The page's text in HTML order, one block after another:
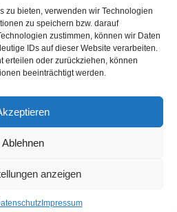
zu bieten, verwenden wir Technologien
zu speichern bzw. darauf
zustimmen, können wir Daten
IDs auf dieser Website verarbeiten.
erteilen oder zurückziehen, können
beeinträchtigt werden.
Ablehnen
anzeigen
Impressum
Marketing-Cookies zu
und diesen Inhalt zu
aktivieren
© 2026